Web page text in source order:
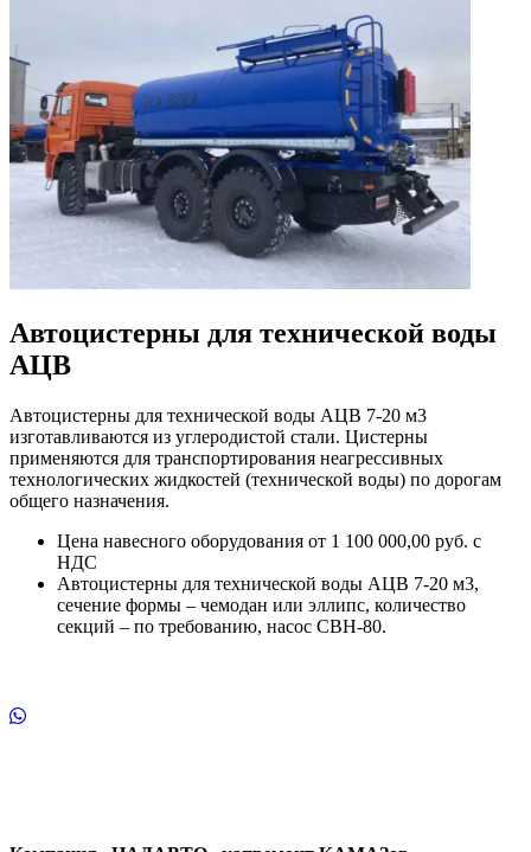
Автоцистерны для технической воды
АЦВ
Автоцистерны для технической воды АЦВ 7-20 м3
изготавливаются из углеродистой стали. Цистерны
применяются для транспортирования неагрессивных
технологических жидкостей (технической воды) по дорогам
общего назначения.
Цена навесного оборудования от 1 100 000,00 руб. с
НДС
Автоцистерны для технической воды АЦВ 7-20 м3,
сечение формы – чемодан или эллипс, количество
секций – по требованию, насос СВН-80.